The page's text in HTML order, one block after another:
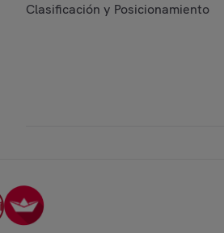
Clasificación y Posicionamiento